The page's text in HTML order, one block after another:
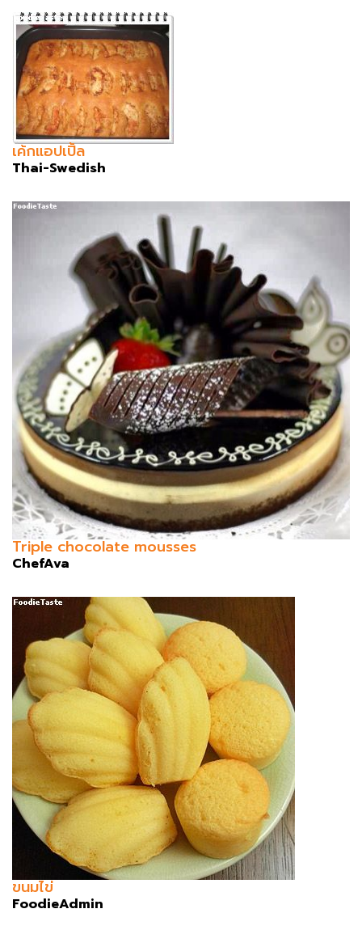
เค้กแอปเปิ้ล
Thai-Swedish
Triple chocolate mousses
ChefAva
ขนมไข่
FoodieAdmin